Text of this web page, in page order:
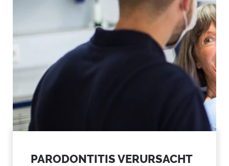
PARODONTITIS VERURSACHT